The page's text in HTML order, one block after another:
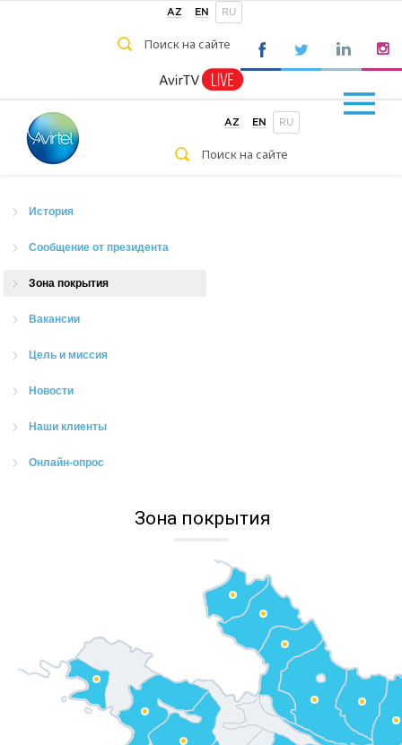
AZ EN RU
AZ EN RU
История
Сообщение от президента
Зона покрытия
Вакансии
Цель и миссия
Новости
Наши клиенты
Онлайн-опрос
Зона покрытия